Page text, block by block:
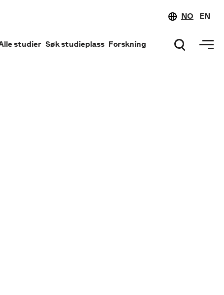
NO EN
studier Søk studieplass Forskning